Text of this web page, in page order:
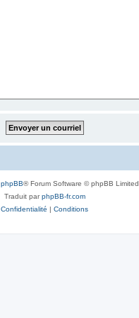
phpBB® Forum Software © phpBB Limited
Traduit parphpBB-fr.com
Confidentialité | Conditions